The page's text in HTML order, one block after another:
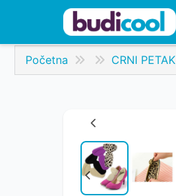
Početna CRNI PETAK